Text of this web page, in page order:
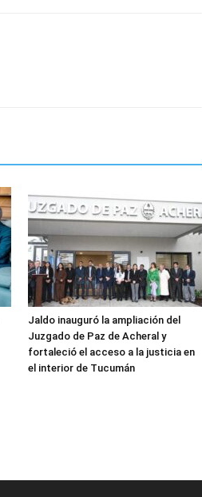
Jaldo inauguró la ampliación del
Juzgado de Paz de Acheral y
fortaleció el acceso a la justicia en
el interior de Tucumán